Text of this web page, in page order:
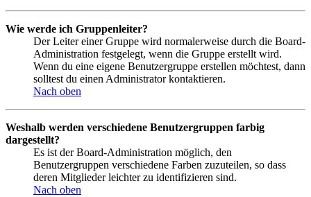
Wie werde ich Gruppenleiter?
Der Leiter einer Gruppe wird normalerweise durch die Board-
Administration festgelegt, wenn die Gruppe erstellt wird.
Wenn du eine eigene Benutzergruppe erstellen möchtest, dann
solltest du einen Administrator kontaktieren.
Nach oben
Weshalb werden verschiedene Benutzergruppen farbig
dargestellt?
Es ist der Board-Administration möglich, den
Benutzergruppen verschiedene Farben zuzuteilen, so dass
deren Mitglieder leichter zu identifizieren sind.
Nach oben